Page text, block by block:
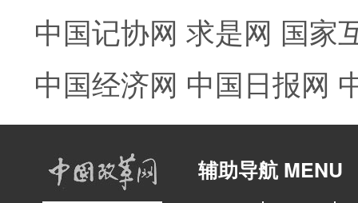
中国记协网 求是网 国家
中国经济网 中国日报网
辅助导航 MENU